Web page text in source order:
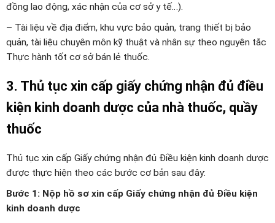
đồng lao động, xác nhận của cơ sở y tế…).
– Tài liệu về địa điểm, khu vực bảo quản, trang thiết bị bảo
quản, tài liệu chuyên môn kỹ thuật và nhân sự theo nguyên tắc
Thực hành tốt cơ sở bán lẻ thuốc.
3. Thủ tục xin cấp giấy chứng nhận đủ điều
kiện kinh doanh dược của nhà thuốc, quầy
thuốc
Thủ tục xin cấp Giấy chứng nhận đủ Điều kiện kinh doanh dược
được thực hiện theo các bước cơ bản sau đây:
Bước 1: Nộp hồ sơ xin cấp Giấy chứng nhận đủ Điều kiện
kinh doanh dược